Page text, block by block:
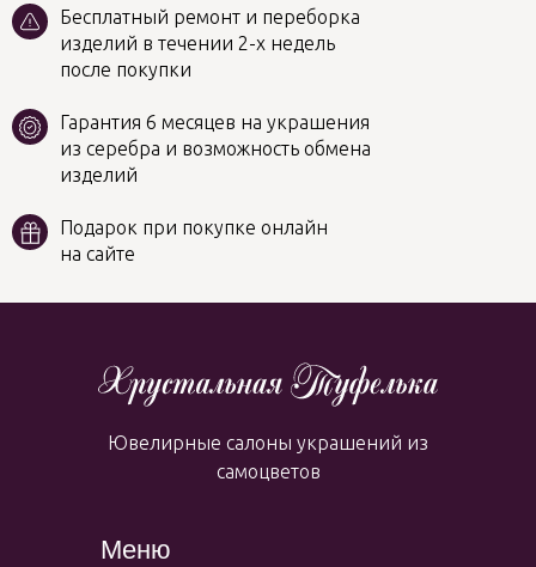
Бесплатный ремонт и переборка
изделий в течении 2-х недель
после покупки
Гарантия 6 месяцев на украшения
из серебра и возможность обмена
изделий
Подарок при покупке онлайн
на сайте
Меню
Ювелирные салоны украшений из
самоцветов